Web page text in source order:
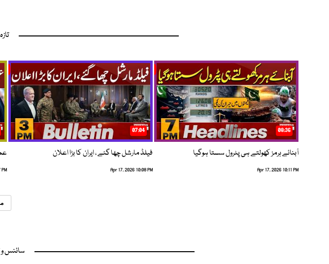
08:36
آبنائے ہرمز کھولتے ہی پٹرول سستا ہوگیا
Apr 17, 2026 10:11 PM
07:04
فیلڈ مارشل چھا گئے ، ایران کا بڑا اعلان
Apr 17, 2026 10:08 PM
سائنس و